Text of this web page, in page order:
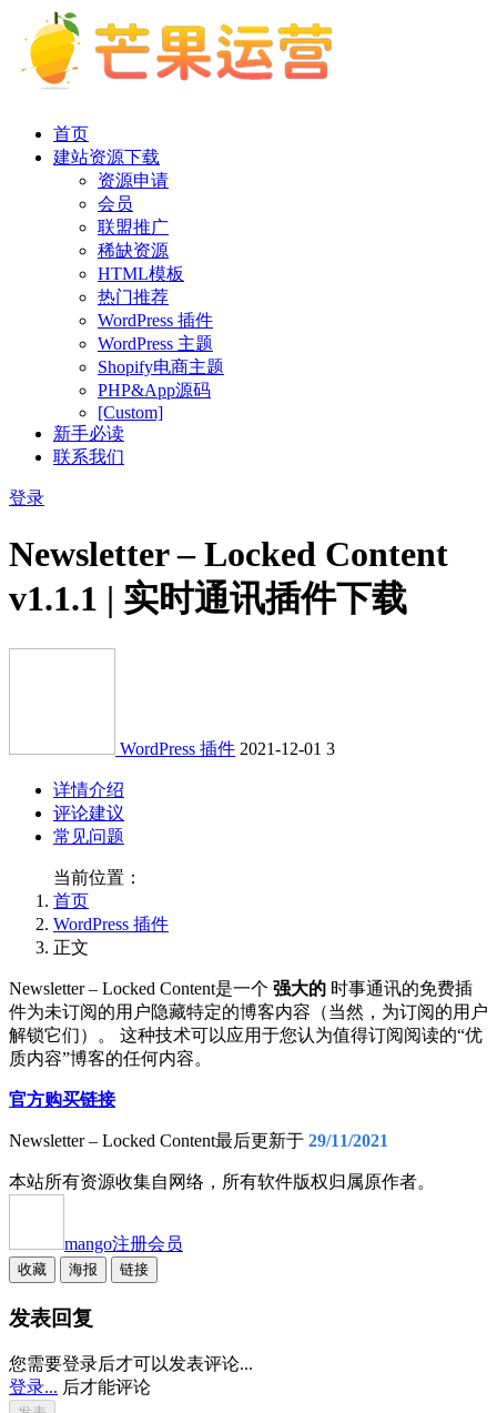
首页
建站资源下载
资源申请
会员
联盟推广
稀缺资源
HTML模板
热门推荐
WordPress 插件
WordPress 主题
Shopify电商主题
PHP&App源码
[Custom]
新手必读
联系我们
登录
Newsletter – Locked Content
v1.1.1 | 实时通讯插件下载
WordPress 插件 2021-12-01 3
详情介绍
评论建议
常见问题
当前位置：
首页
WordPress 插件
正文
Newsletter – Locked Content是一个 强大的 时事通讯的免费插
件为未订阅的用户隐藏特定的博客内容（当然，为订阅的用户
解锁它们）。 这种技术可以应用于您认为值得订阅阅读的“优
质内容”博客的任何内容。
官方购买链接
Newsletter – Locked Content最后更新于 29/11/2021
本站所有资源收集自网络，所有软件版权归属原作者。
mango注册会员
收藏 海报 链接
发表回复
您需要登录后才可以发表评论...
登录... 后才能评论